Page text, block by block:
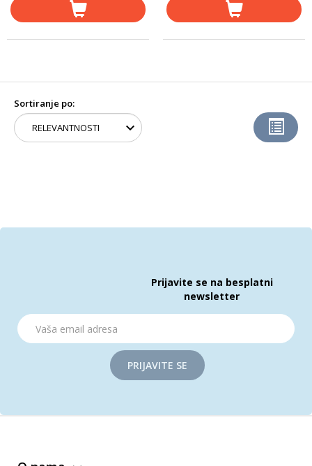
Sortiranje po:
Prijavite se na besplatni
newsletter
PRIJAVITE SE